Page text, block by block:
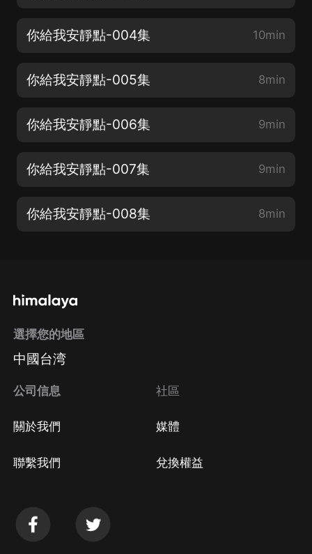
你給我安靜點-004集 10min
你給我安靜點-005集 8min
你給我安靜點-006集 9min
你給我安靜點-007集 9min
你給我安靜點-008集 8min
選擇您的地區
中國台湾
公司信息
關於我們
聯繫我們
社區
媒體
兌換權益